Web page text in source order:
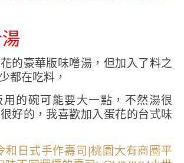
的豪華版味噌湯，但加入了料之
都在吃料，
的碗可能要大一點，不然湯很
好的，我喜歡加入蛋花的台式味